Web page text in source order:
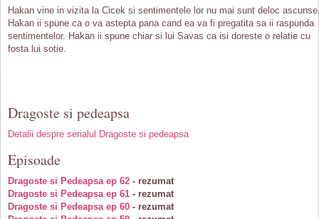
Hakan vine in vizita la Cicek si sentimentele lor nu mai sunt deloc
Hakan ii spune ca o va astepta pana cand ea va fi pregatita sa ii raspunda
sentimentelor. Hakan ii spune chiar si lui Savas ca isi doreste o relatie cu
fosta lui sotie.
Dragoste si pedeapsa
Detalii despre serialul Dragoste si pedeapsa
Episoade
Dragoste si Pedeapsa ep 62 - rezumat
Dragoste si Pedeapsa ep 61 - rezumat
Dragoste si Pedeapsa ep 60 - rezumat